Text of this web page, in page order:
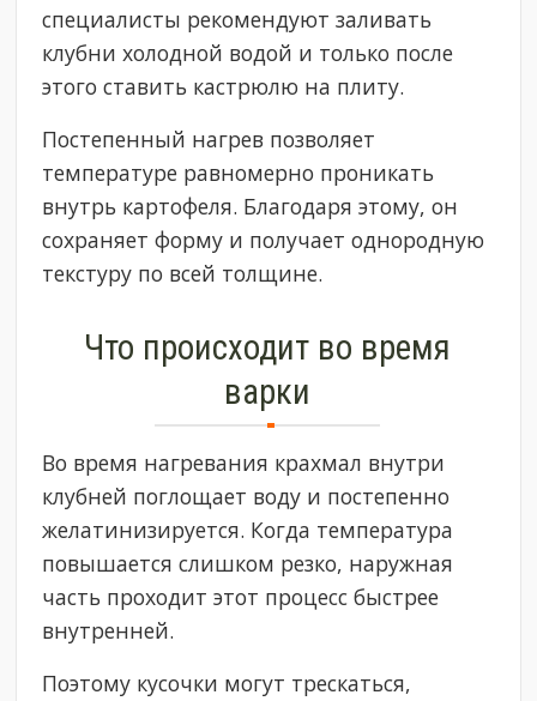
специалисты рекомендуют заливать
клубни холодной водой и только после
этого ставить кастрюлю на плиту.
Постепенный нагрев позволяет
температуре равномерно проникать
внутрь картофеля. Благодаря этому, он
сохраняет форму и получает однородную
текстуру по всей толщине.
Что происходит во время
варки
Во время нагревания крахмал внутри
клубней поглощает воду и постепенно
желатинизируется. Когда температура
повышается слишком резко, наружная
часть проходит этот процесс быстрее
внутренней.
Поэтому кусочки могут трескаться,